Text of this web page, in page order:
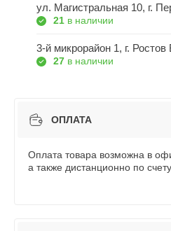
ул. Магистральная 10, г.
21 в наличии
3-й микрорайон 1, г. Ростов
27 в наличии
ОПЛАТА
Оплата товара возможна в
а также дистанционно по